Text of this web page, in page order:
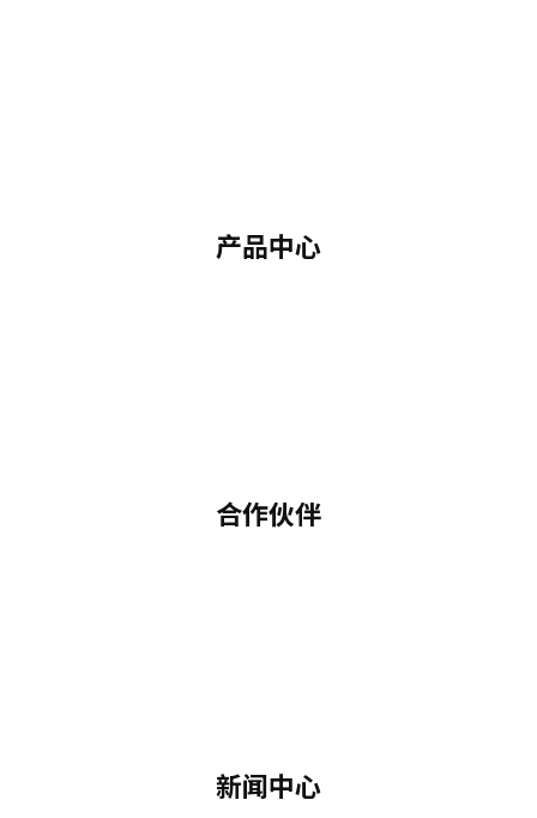
产品中心
合作伙伴
新闻中心